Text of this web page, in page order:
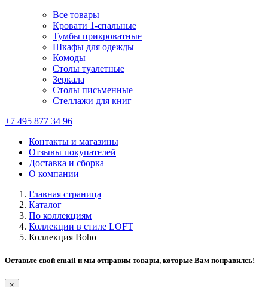
Все товары
Кровати 1-спальные
Тумбы прикроватные
Шкафы для одежды
Комоды
Столы туалетные
Зеркала
Столы письменные
Стеллажи для книг
+7 495 877 34 96
Контакты и магазины
Отзывы покупателей
Доставка и сборка
О компании
Главная страница
Каталог
По коллекциям
Коллекции в стиле LOFT
Коллекция Boho
Оставьте свой email и мы отправим товары, которые Вам понравилсь!
×